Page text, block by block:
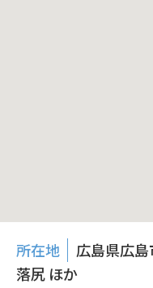
所在地
広島県広
落尻 ほか